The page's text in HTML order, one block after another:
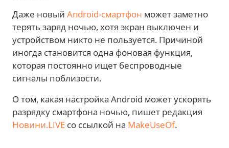
Даже новый Android-смартфон может заметно
терять заряд ночью, хотя экран выключен и
устройством никто не пользуется. Причиной
иногда становится одна фоновая функция,
которая постоянно ищет беспроводные
сигналы поблизости.
О том, какая настройка Android может ускорять
разрядку смартфона ночью, пишет редакция
Новини.LIVE со ссылкой на MakeUseOf.